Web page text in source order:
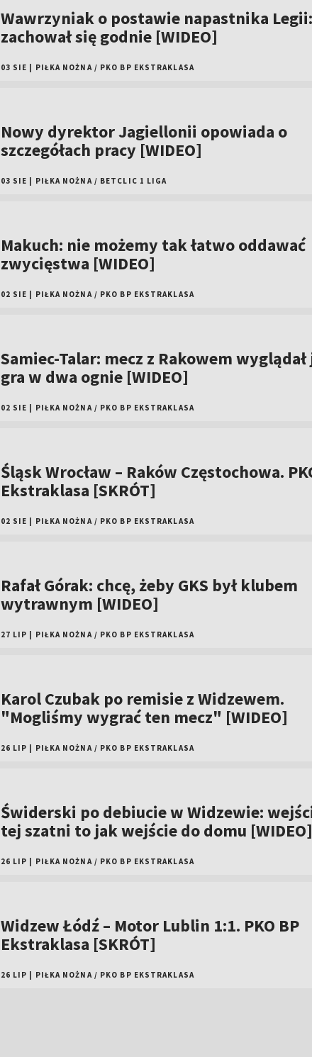
Wawrzyniak o postawie napastnika Legii:
zachował się godnie [WIDEO]
03 SIE PIŁKA NOŻNA / PKO BP EKSTRAKLASA
Nowy dyrektor Jagiellonii opowiada o
szczegółach pracy [WIDEO]
03 SIE PIŁKA NOŻNA / BETCLIC 1 LIGA
Makuch: nie możemy tak łatwo oddawać
zwycięstwa [WIDEO]
02 SIE PIŁKA NOŻNA / PKO BP EKSTRAKLASA
Samiec-Talar: mecz z Rakowem
gra w dwa ognie [WIDEO]
02 SIE PIŁKA NOŻNA / PKO BP EKSTRAKLASA
Śląsk Wrocław – Raków Częstochowa.
Ekstraklasa [SKRÓT]
02 SIE PIŁKA NOŻNA / PKO BP EKSTRAKLASA
Rafał Górak: chcę, żeby GKS był klubem
wytrawnym [WIDEO]
27 LIP PIŁKA NOŻNA / PKO BP EKSTRAKLASA
Karol Czubak po remisie z Widzewem.
"Mogliśmy wygrać ten mecz" [WIDEO]
26 LIP PIŁKA NOŻNA / PKO BP EKSTRAKLASA
Świderski po debiucie w Widzewie:
tej szatni to jak wejście do domu [WIDEO]
26 LIP PIŁKA NOŻNA / PKO BP EKSTRAKLASA
Widzew Łódź – Motor Lublin 1:1. PKO BP
Ekstraklasa [SKRÓT]
26 LIP PIŁKA NOŻNA / PKO BP EKSTRAKLASA